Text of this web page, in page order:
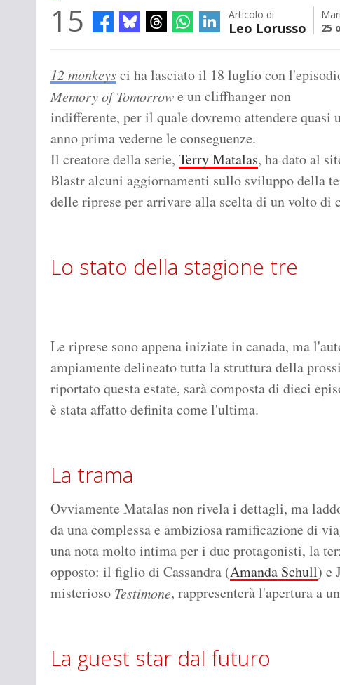
15 Articolo di
Leo Lorusso
25
12 monkeysci ha lasciato il 18 luglio con
Memory of Tomorrowe un cliffhanger non
indifferente, per il quale dovremo attendere quasi
anno prima vederne le conseguenze.
Il creatore della serie, Terry Matalas, ha dato al
Blastr alcuni aggiornamenti sullo sviluppo della
delle riprese per arrivare alla scelta di un volto di
Lo stato della stagione tre
Le riprese sono appena iniziate in canada, ma
ampiamente delineato tutta la struttura della
riportato questa estate, sarà composta di dieci
è stata affatto definita come l'ultima.
La trama
Ovviamente Matalas non rivela i dettagli, ma
da una complessa e ambiziosa ramificazione di
una nota molto intima per i due protagonisti, la
opposto: il figlio di Cassandra (Amanda Schull) e
misterioso Testimone, rappresenterà l'apertura a
La guest star dal futuro